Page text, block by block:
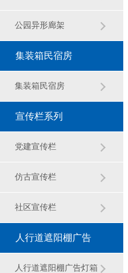
公园异形廊架
集装箱民宿房
集装箱民宿房
宣传栏系列
党建宣传栏
仿古宣传栏
社区宣传栏
人行道遮阳棚广告
灯箱系列
人行道遮阳棚广告灯箱